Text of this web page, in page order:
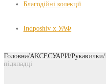
Благодійні колекції
Indposhiv x УАФ
Головна/АКСЕСУАРИ/Рукавички/
підкладці